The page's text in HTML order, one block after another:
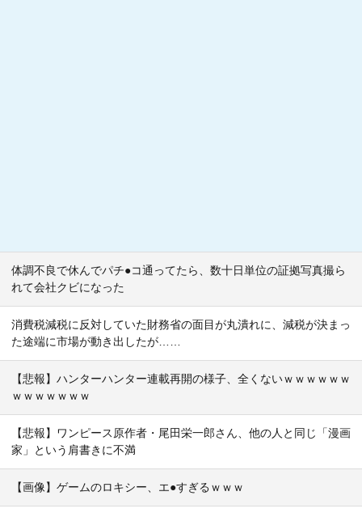
体調不良で休んでパチ●コ通ってたら、数十日単位の証拠写真撮ら
れて会社クビになった
消費税減税に反対していた財務省の面目が丸潰れに、減税が決まっ
た途端に市場が動き出したが……
【悲報】ハンターハンター連載再開の様子、全くないｗｗｗｗｗｗ
ｗｗｗｗｗｗｗ
【悲報】ワンピース原作者・尾田栄一郎さん、他の人と同じ「漫画
家」という肩書きに不満
【画像】ゲームのロキシー、エ●すぎるｗｗｗ